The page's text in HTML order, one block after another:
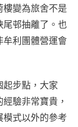
樓變為旅舍不是
尾邨抽離了。也
利團體營運會
起步點，大家
驗非常寶貴，
式以外的參考